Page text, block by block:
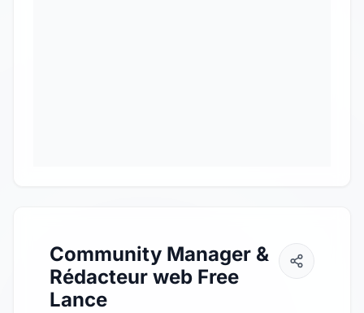
Community Manager &
Rédacteur web Free
Lance